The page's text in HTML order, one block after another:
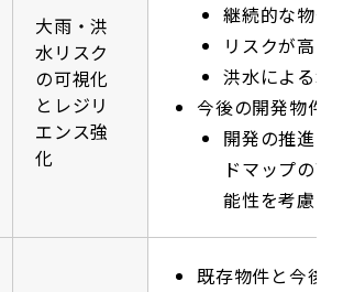
大雨・洪
水リスク
の可視化
とレジリ
エンス強
化
継続的な物件
リスクが高い
洪水による水
今後の開発物件
開発の推進に
ドマップの
能性を考慮し
既存物件と今後